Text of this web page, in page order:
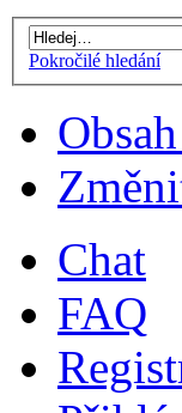
Pokročilé hledání
Chat
FAQ